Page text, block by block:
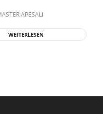
APESALI
WEITERLESEN